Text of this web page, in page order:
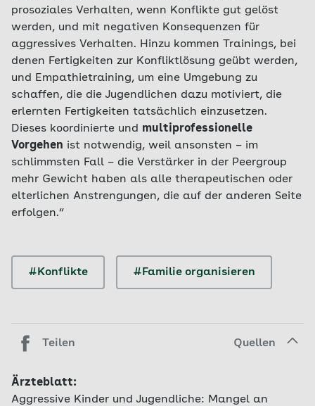
prosoziales Verhalten, wenn Konflikte gut gelöst
werden, und mit negativen Konsequenzen für
aggressives Verhalten. Hinzu kommen Trainings, bei
denen Fertigkeiten zur Konfliktlösung geübt werden,
und Empathietraining, um eine Umgebung zu
schaffen, die die Jugendlichen dazu motiviert, die
erlernten Fertigkeiten tatsächlich einzusetzen.
Dieses koordinierte und multiprofessionelle
Vorgehen ist notwendig, weil ansonsten – im
schlimmsten Fall – die Verstärker in der Peergroup
mehr Gewicht haben als alle therapeutischen oder
elterlichen Anstrengungen, die auf der anderen Seite
erfolgen.“
#Konflikte #Familie organisieren
Teilen Quellen
Ärzteblatt:
Aggressive Kinder und Jugendliche: Mangel an